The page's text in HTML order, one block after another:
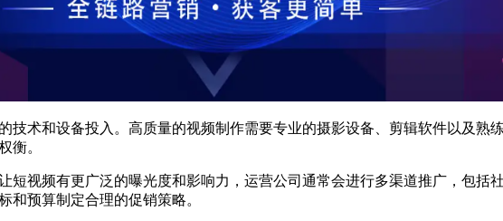
和设备投入。高质量的视频制作需要专业的摄影设备、剪辑软件以及熟
衡。
视频有更广泛的曝光度和影响力，运营公司通常会进行多渠道推广，包括
和预算制定合理的促销策略。